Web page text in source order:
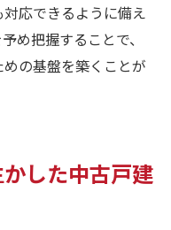
応できるように備え
め把握することで、
の基盤を築くことが
した中古戸建